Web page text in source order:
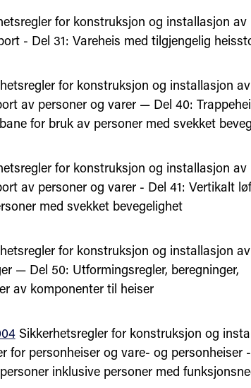
for konstruksjon og installasjon av
- Del 31: Vareheis med tilgjengelig
for konstruksjon og installasjon
av personer og varer — Del 40:
for bruk av personer med svekket
for konstruksjon og installasjon av
av personer og varer - Del 41: Vertikalt
med svekket bevegelighet
for konstruksjon og installasjon
— Del 50: Utformingsregler, beregninger,
av komponenter til heiser
Sikkerhetsregler for konstruksjon og
for personheiser og vare- og personheiser
inklusive personer med